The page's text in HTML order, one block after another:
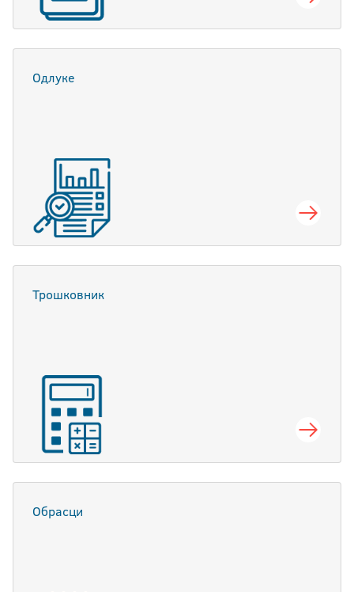
Одлуке
Трошковник
Обрасци